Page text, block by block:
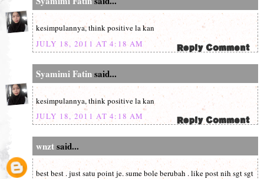
kesimpulannya, think positive la kan
JULY 18, 2011 AT 4:18 AM
Syamimi Fatinsaid...
kesimpulannya, think positive la kan
JULY 18, 2011 AT 4:18 AM
wnztsaid...
best best . just satu point je. sume bole berubah . like post nih sgt sgt